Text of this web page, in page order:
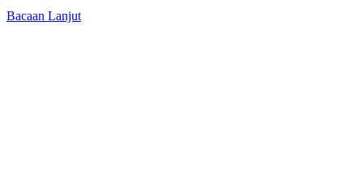
Bacaan Lanjut